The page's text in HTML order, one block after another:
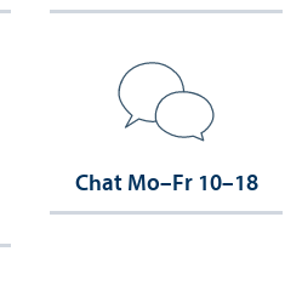
Chat Mo–Fr 10–18